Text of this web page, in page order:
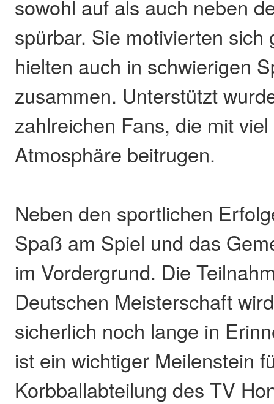
sowohl auf als auch neben
spürbar. Sie motivierten sich
hielten auch in schwierigen
zusammen. Unterstützt
zahlreichen Fans, die mit
Atmosphäre beitrugen.
Neben den sportlichen
Spaß am Spiel und das
im Vordergrund. Die
Deutschen Meisterschaft
sicherlich noch lange in
ist ein wichtiger Meilenstein
Korbballabteilung des TV